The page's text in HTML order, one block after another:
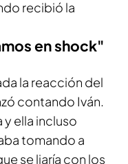
recibió la
en shock"
la reacción del
contando Iván.
y ella incluso
tomando a
se liaría con los